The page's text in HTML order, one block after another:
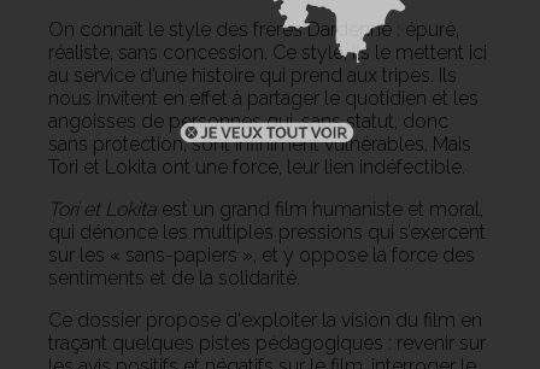
On connaît le style des frères Dardenne : épuré,
réaliste, sans concession. Ce style, ils le mettent ici
au service d’une histoire qui prend aux tripes. Ils
nous invitent en effet à partager le quotidien et les
angoisses de personnes qui, sans statut, donc
sans protection, sont infiniment vulnérables. Mais
Tori et Lokita ont une force, leur lien indéfectible.
Tori et Lokita est un grand film humaniste et moral,
qui dénonce les multiples pressions qui s’exercent
sur les « sans-papiers », et y oppose la force des
sentiments et de la solidarité.
Ce dossier propose d'exploiter la vision du film en
traçant quelques pistes pédagogiques : revenir sur